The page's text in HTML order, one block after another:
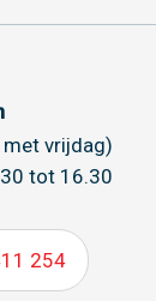
vrijdag)
tot 16.30
254